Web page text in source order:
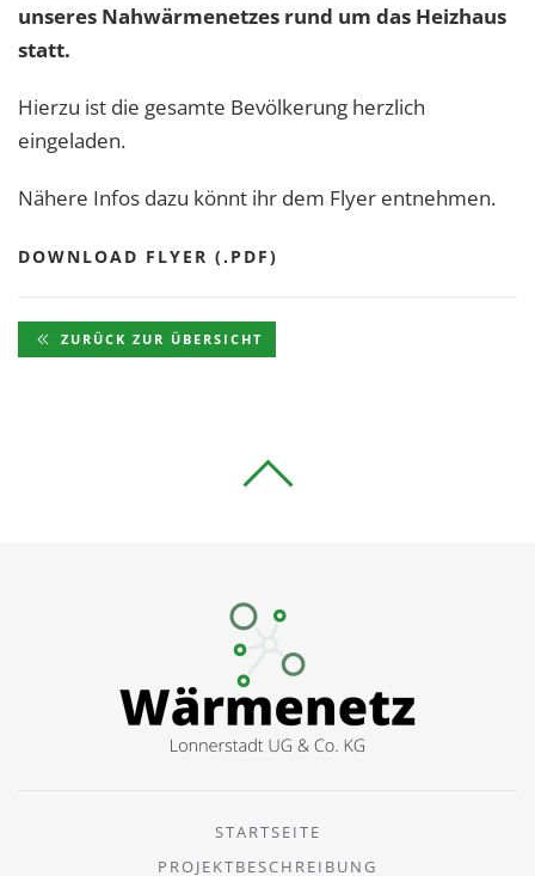
unseres Nahwärmenetzes rund um das Heizhaus
statt.
Hierzu ist die gesamte Bevölkerung herzlich
eingeladen.
Nähere Infos dazu könnt ihr dem Flyer entnehmen.
DOWNLOAD FLYER (.PDF)
ZURÜCK ZUR ÜBERSICHT
STARTSEITE
PROJEKTBESCHREIBUNG